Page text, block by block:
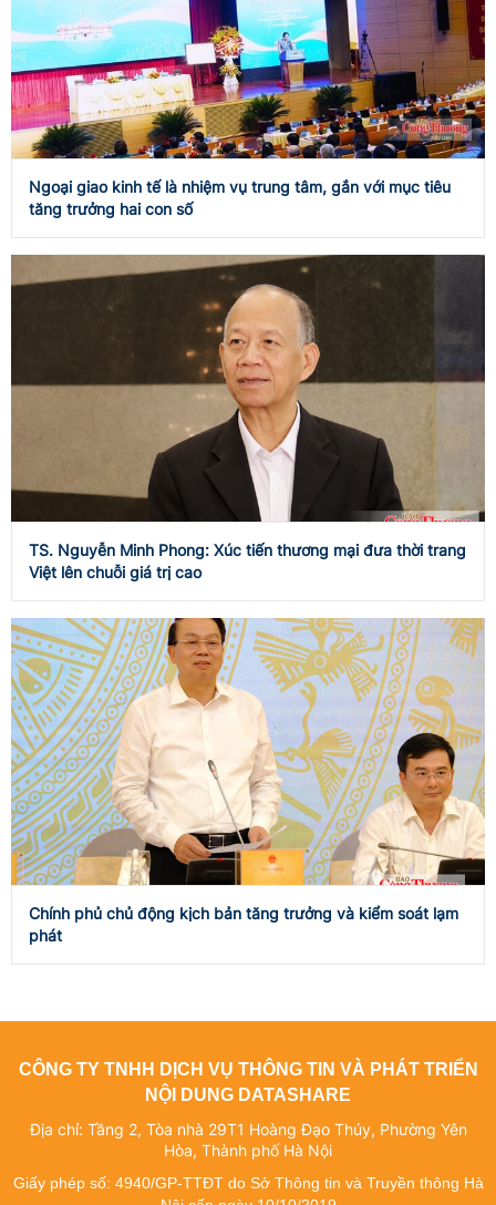
Ngoại giao kinh tế là nhiệm vụ trung tâm, gắn với mục tiêu
tăng trưởng hai con số
TS. Nguyễn Minh Phong: Xúc tiến thương mại đưa thời trang
Việt lên chuỗi giá trị cao
Chính phủ chủ động kịch bản tăng trưởng và kiểm soát lạm
phát
CÔNG TY TNHH DỊCH VỤ THÔNG TIN VÀ PHÁT TRIỂN
NỘI DUNG DATASHARE
Địa chỉ: Tầng 2, Tòa nhà 29T1 Hoàng Đạo Thúy, Phường Yên
Hòa, Thành phố Hà Nội
Giấy phép số: 4940/GP-TTĐT do Sở Thông tin và Truyền thông Hà